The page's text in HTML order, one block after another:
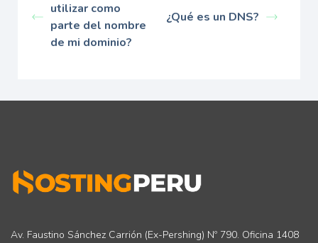
utilizar como
parte del nombre
de mi dominio?
¿Qué es un DNS?
Av. Faustino Sánchez Carrión (Ex-Pershing) Nº 790. Oficina 1408